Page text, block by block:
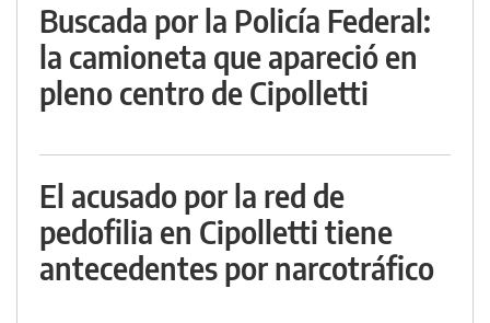
Buscada por la Policía Federal:
la camioneta que apareció en
pleno centro de Cipolletti
El acusado por la red de
pedofilia en Cipolletti tiene
antecedentes por narcotráfico